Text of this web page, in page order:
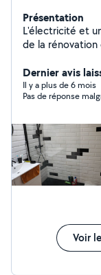
Présentation
L'électricité et un
de la
effectue
et divers travaux , multi services !! a votre écoute et
tâche de
Dernier avis
Il y a plus de 6 mois
Pas de réponse
Voir